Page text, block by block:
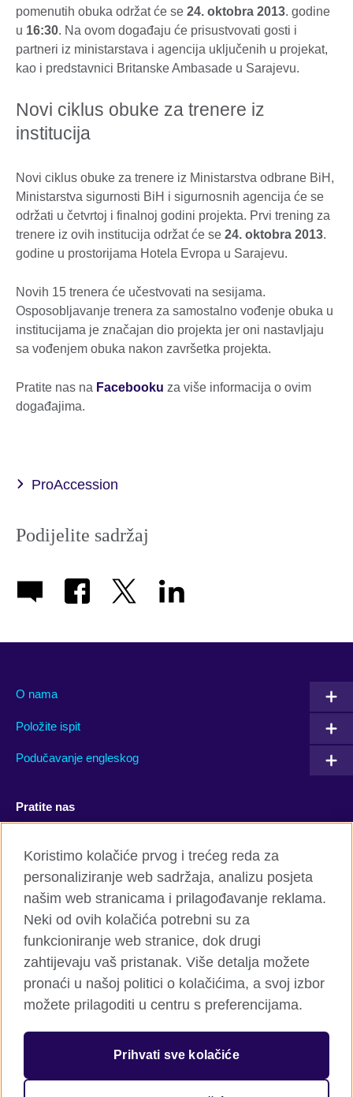
pomenutih obuka održat će se 24. oktobra 2013. godine
u 16:30. Na ovom događaju će prisustvovati gosti i
partneri iz ministarstava i agencija uključenih u projekat,
kao i predstavnici Britanske Ambasade u Sarajevu.
Novi ciklus obuke za trenere iz
institucija
Novi ciklus obuke za trenere iz Ministarstva odbrane BiH,
Ministarstva sigurnosti BiH i sigurnosnih agencija će se
održati u četvrtoj i finalnoj godini projekta. Prvi trening za
trenere iz ovih institucija održat će se 24. oktobra 2013.
godine u prostorijama Hotela Evropa u Sarajevu.
Novih 15 trenera će učestvovati na sesijama.
Osposobljavanje trenera za samostalno vođenje obuka u
institucijama je značajan dio projekta jer oni nastavljaju
sa vođenjem obuka nakon završetka projekta.
Pratite nas na Facebooku za više informacija o ovim
događajima.
ProAccession
Podijelite sadržaj
O nama
Položite ispit
Podučavanje engleskog
Pratite nas
Twitter Flickr
TikTok
British Council global
Privatnost i uslovi
Kolačići
Koristimo kolačiće prvog i trećeg reda za
personaliziranje web sadržaja, analizu posjeta
našim web stranicama i prilagođavanje reklama.
Neki od ovih kolačića potrebni su za
funkcioniranje web stranice, dok drugi
zahtijevaju vaš pristanak. Više detalja možete
pronaći u našoj politici o kolačićima, a svoj izbor
možete prilagoditi u centru s preferencijama.
Prihvati sve kolačiće